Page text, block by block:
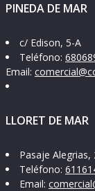
PINEDA DE MAR
c/ Edison, 5-A
Teléfono:
Email:
LLORET DE MAR
Pasaje Alegrias,
Teléfono:
Email: